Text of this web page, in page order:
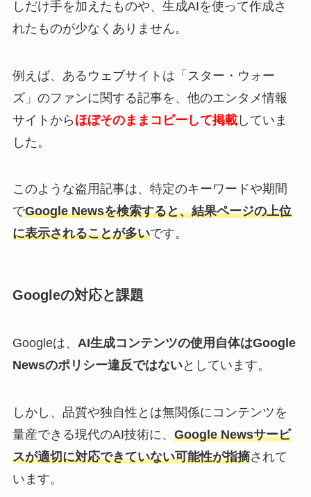
しだけ手を加えたものや、生成AIを使って作成さ
れたものが少なくありません。
例えば、あるウェブサイトは「スター・ウォー
ズ」のファンに関する記事を、他のエンタメ情報
サイトから ほぼそのままコピーして掲載していま
した。
このような盗用記事は、特定のキーワードや期間
でGoogle Newsを検索すると、結果ページの上位
に表示されることが多いです。
Googleの対応と課題
Googleは、 AI生成コンテンツの使用自体はGoogle
Newsのポリシー違反ではないとしています。
しかし、品質や独自性とは無関係にコンテンツを
量産できる現代のAI技術に、 Google Newsサービ
スが適切に対応できていない可能性が指摘されて
います。